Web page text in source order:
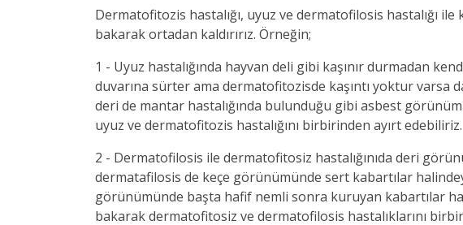
Dermatofitozis hastalığı, uyuz ve dermatofilosis hastalığı ile
bakarak ortadan kaldırırız. Örneğin;
1 - Uyuz hastalığında hayvan deli gibi kaşınır durmadan
duvarına sürter ama dermatofitozisde kaşıntı yoktur varsa
deri de mantar hastalığında bulunduğu gibi asbest
uyuz ve dermatofitozis hastalığını birbirinden ayırt edebiliriz.
2 - Dermatofilosis ile dermatofitosiz hastalığınıda deri
dermatafilosis de keçe görünümünde sert kabartılar
görünümünde başta hafif nemli sonra kuruyan kabartılar
bakarak dermatofitosiz ve dermatofilosis hastalıklarını